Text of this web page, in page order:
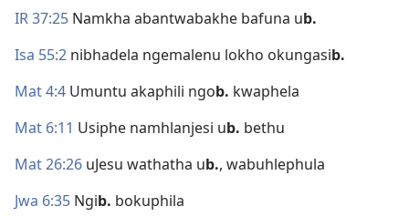
IR 37:25 Namkha abantwabakhe bafuna ub.
Isa 55:2 nibhadela ngemalenu lokho okungasib.
Mat 4:4 Umuntu akaphili ngob. kwaphela
Mat 6:11 Usiphe namhlanjesi ub. bethu
Mat 26:26 uJesu wathatha ub., wabuhlephula
Jwa 6:35 Ngib. bokuphila